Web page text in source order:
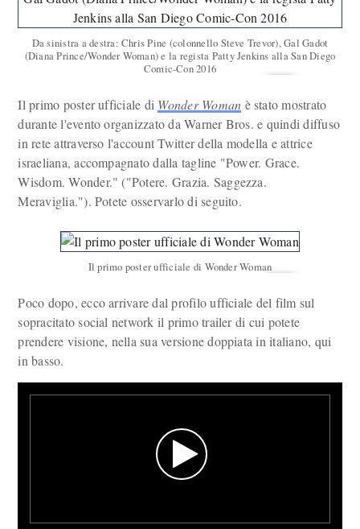
Da sinistra a destra: Chris Pine (colonnello Steve Trevor), Gal Gadot
(Diana Prince/Wonder Woman) e la regista Patty Jenkins alla San Diego
Comic-Con 2016
Il primo poster ufficiale di Wonder Woman è stato mostrato
durante l'evento organizzato da Warner Bros. e quindi diffuso
in rete attraverso l'account Twitter della modella e attrice
israeliana, accompagnato dalla tagline "Power. Grace.
Wisdom. Wonder." ("Potere. Grazia. Saggezza.
Meraviglia."). Potete osservarlo di seguito.
Il primo poster ufficiale di Wonder Woman
Poco dopo, ecco arrivare dal profilo ufficiale del film sul
sopracitato social network il primo trailer di cui potete
prendere visione, nella sua versione doppiata in italiano, qui
in basso.